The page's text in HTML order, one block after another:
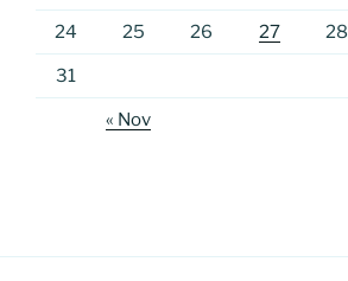
24 25 26 27 28
31
« Nov